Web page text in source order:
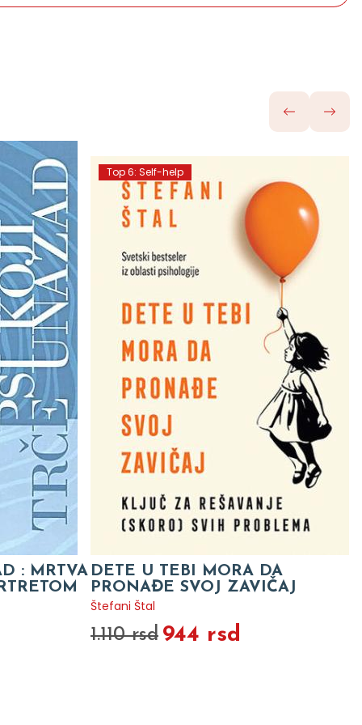
: MRTVA
Top 6: Self-help
DETE U TEBI MORA DA
PRONAĐE SVOJ ZAVIČAJ
Štefani Štal
1.110 rsd 944 rsd